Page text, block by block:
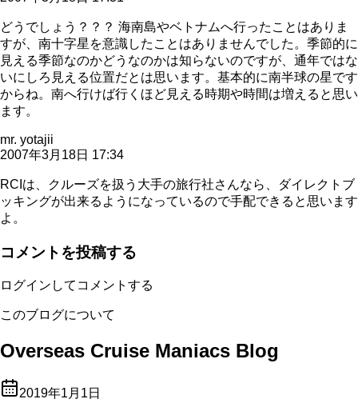
どうでしょう？？？ 海南島やベトナムへ行ったことはありま
すが、南十字星を意識したことはありませんでした。季節的に
見える季節なのかどうなのかは知らないのですが、通年ではな
いにしろ見える位置だとは思います。基本的に南半球の星です
からね。南へ行けば行くほど見える時期や時間は増えると思い
ます。
mr. yotajii
2007年3月18日 17:34
RCIは、クルーズを扱う大手の旅行社さんなら、ダイレクトブ
ッキングが出来るようになっているので手配できると思います
よ。
コメントを投稿する
ログインしてコメントする
このブログについて
Overseas Cruise Maniacs Blog
2019年1月1日